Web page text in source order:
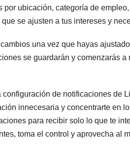
por ubicación, categoría de
se ajusten a tus intereses y
una vez que hayas
se guardarán y comenzarás
configuración de notificaciones de
innecesaria y concentrarte en
para recibir solo lo que te
toma el control y aprovecha al